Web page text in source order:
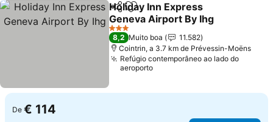
PartilharAdicionar aos favoritos
Holiday Inn Express
Geneva Airport By Ihg
Ver preços
3 Estrelas
8,2 Muito boa
11.582
Cointrin, a 3.7 km de Prévessin-Moëns
Refúgio contemporâneo ao lado do
aeroporto
De € 114